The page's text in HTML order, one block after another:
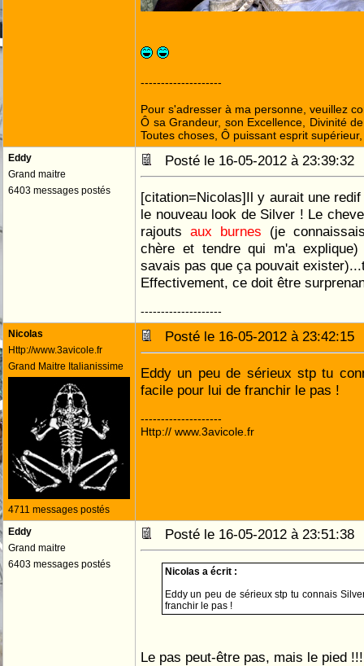
--------------------
Pour s'adresser à ma personne, veuillez
Ô sa Grandeur, son Excellence, Divinité
Toutes choses, Ô puissant esprit
Eddy
Grand maitre
6403 messages postés
Posté le 16-05-2012 à
[citation=Nicolas]Il y aurait une
le nouveau look de Silver ! Le
rajouts aux burnes (je
chère et tendre qui m'a
savais pas que ça pouvait
Effectivement, ce doit être
--------------------
Nicolas
Http://www.3avicole.fr
Grand Maitre Italianissime
4711 messages postés
Posté le 16-05-2012 à
Eddy un peu de sérieux stp tu
facile pour lui de franchir le pas !
--------------------
Http:// www.3avicole.fr
Eddy
Grand maitre
6403 messages postés
Posté le 16-05-2012 à
Nicolas a écrit :
Eddy un peu de sérieux stp tu connais
franchir le pas !
Le pas peut-être pas, mais le pied